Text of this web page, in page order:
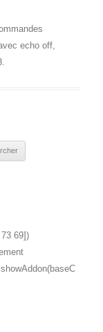
echo off,
.
69])